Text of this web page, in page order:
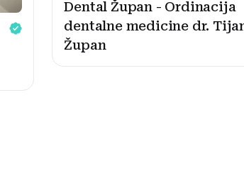
Dental Župan - Ordinacija
dentalne medicine dr.
Župan